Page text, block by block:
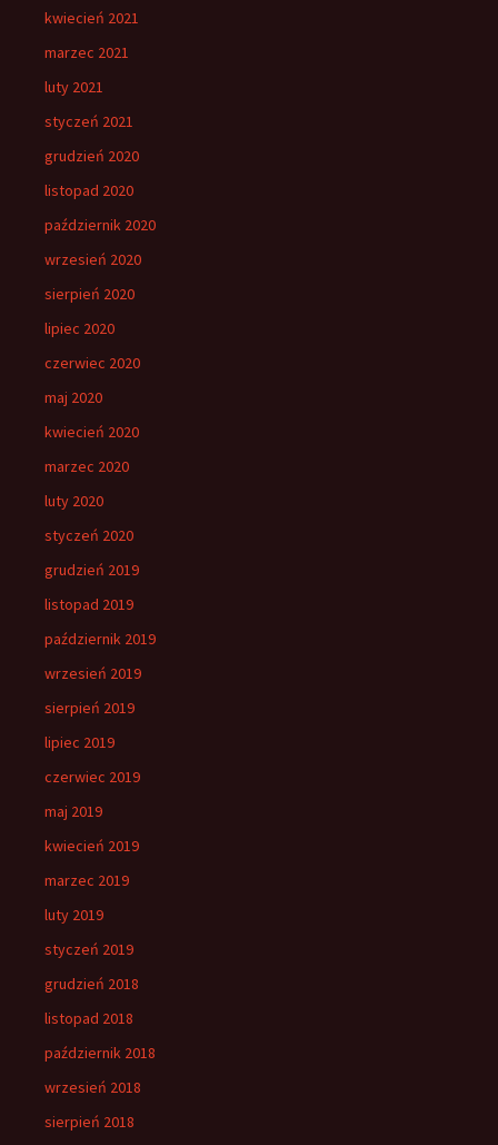
kwiecień 2021
marzec 2021
luty 2021
styczeń 2021
grudzień 2020
listopad 2020
październik 2020
wrzesień 2020
sierpień 2020
lipiec 2020
czerwiec 2020
maj 2020
kwiecień 2020
marzec 2020
luty 2020
styczeń 2020
grudzień 2019
listopad 2019
październik 2019
wrzesień 2019
sierpień 2019
lipiec 2019
czerwiec 2019
maj 2019
kwiecień 2019
marzec 2019
luty 2019
styczeń 2019
grudzień 2018
listopad 2018
październik 2018
wrzesień 2018
sierpień 2018